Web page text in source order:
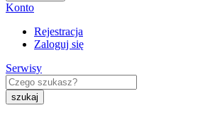
Konto
Rejestracja
Zaloguj się
Serwisy